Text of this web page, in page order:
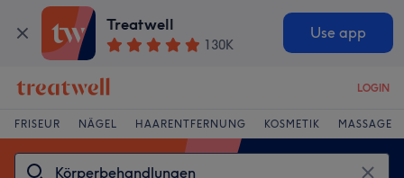
Treatwell
130K
Use app
LOGIN
FRISEUR NÄGEL HAARENTFERNUNG KOSMETIK MASSAGE